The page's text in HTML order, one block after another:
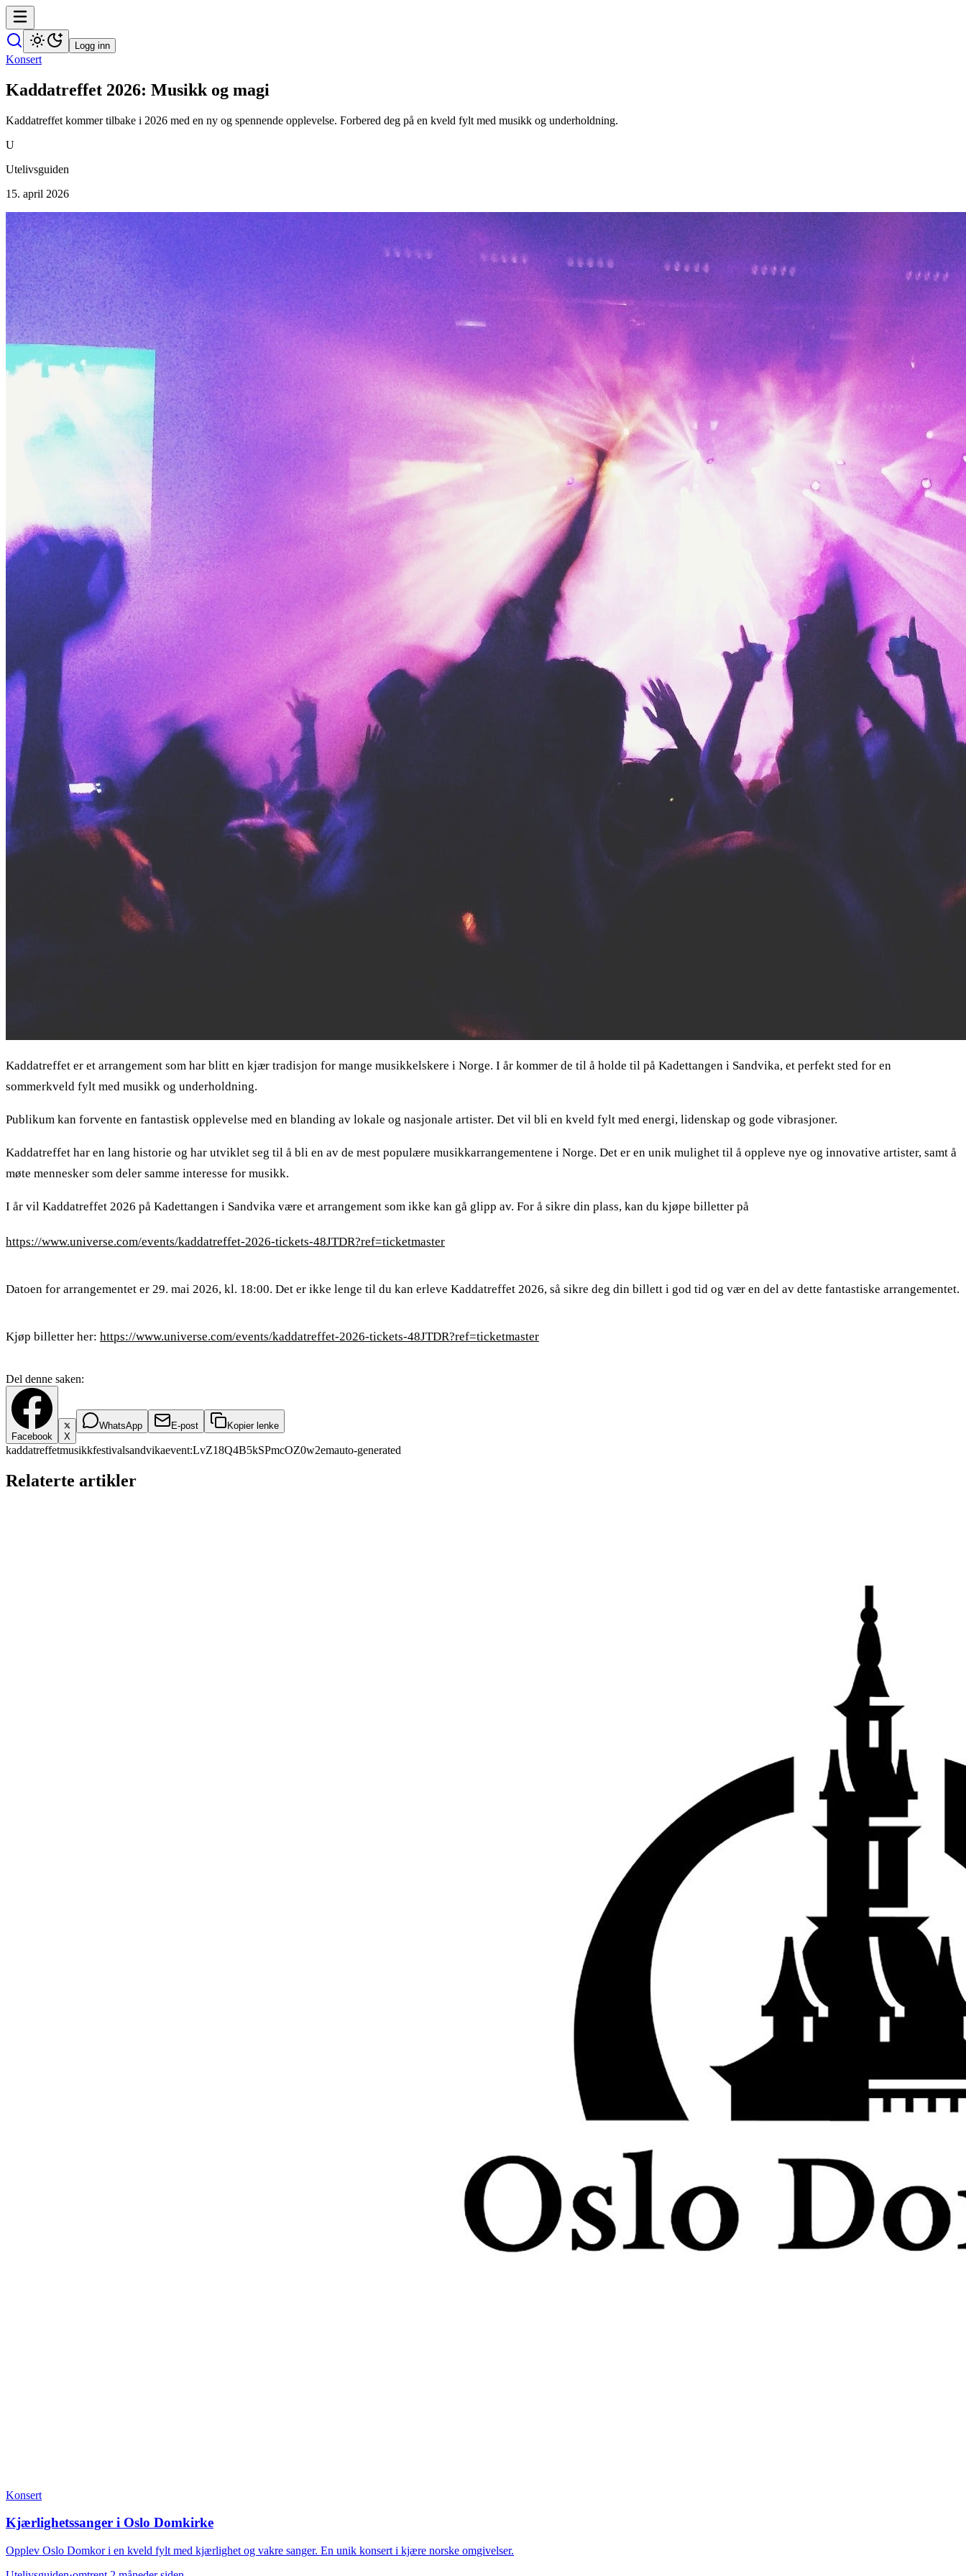
Logg inn
Konsert
Kaddatreffet 2026: Musikk og magi
Kaddatreffet kommer tilbake i 2026 med en ny og spennende opplevelse. Forbered deg på en kveld fylt med musikk og underholdning.
U
Utelivsguiden
15. april 2026
Kaddatreffet er et arrangement som har blitt en kjær tradisjon for mange musikkelskere i Norge. I år kommer de til å holde til på Kadettangen i Sandvika, et perfekt sted for en
sommerkveld fylt med musikk og underholdning.
Publikum kan forvente en fantastisk opplevelse med en blanding av lokale og nasjonale artister. Det vil bli en kveld fylt med energi, lidenskap og gode vibrasjoner.
Kaddatreffet har en lang historie og har utviklet seg til å bli en av de mest populære musikkarrangementene i Norge. Det er en unik mulighet til å oppleve nye og innovative artister, samt å
møte mennesker som deler samme interesse for musikk.
I år vil Kaddatreffet 2026 på Kadettangen i Sandvika være et arrangement som ikke kan gå glipp av. For å sikre din plass, kan du kjøpe billetter på
https://www.universe.com/events/kaddatreffet-2026-tickets-48JTDR?ref=ticketmaster
Datoen for arrangementet er 29. mai 2026, kl. 18:00. Det er ikke lenge til du kan erleve Kaddatreffet 2026, så sikre deg din billett i god tid og vær en del av dette fantastiske arrangementet.
Kjøp billetter her: https://www.universe.com/events/kaddatreffet-2026-tickets-48JTDR?ref=ticketmaster
Del denne saken:
Facebook X
WhatsApp E-post Kopier lenke
kaddatreffetmusikkfestivalsandvikaevent:LvZ18Q4B5kSPmcOZ0w2emauto-generated
Relaterte artikler
Konsert
Kjærlighetssanger i Oslo Domkirke
Opplev Oslo Domkor i en kveld fylt med kjærlighet og vakre sanger. En unik konsert i kjære norske omgivelser.